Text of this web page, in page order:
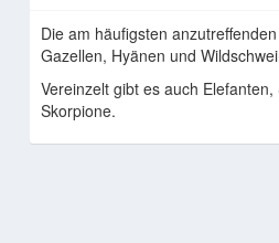
Die am häufigsten
Gazellen, Hyänen und
Vereinzelt gibt es auch
Skorpione.